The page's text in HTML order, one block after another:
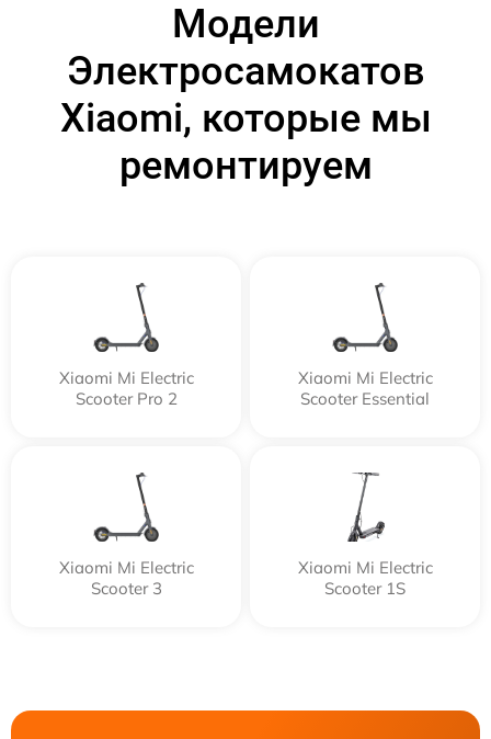
Модели
Электросамокатов
Xiaomi, которые мы
ремонтируем
Xiaomi Mi Electric
Scooter Pro 2
Xiaomi Mi Electric
Scooter Essential
Xiaomi Mi Electric
Scooter 3
Xiaomi Mi Electric
Scooter 1S